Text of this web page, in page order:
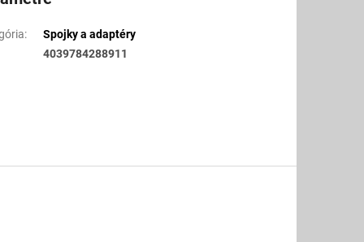
:
Spojky a adaptéry
4039784288911